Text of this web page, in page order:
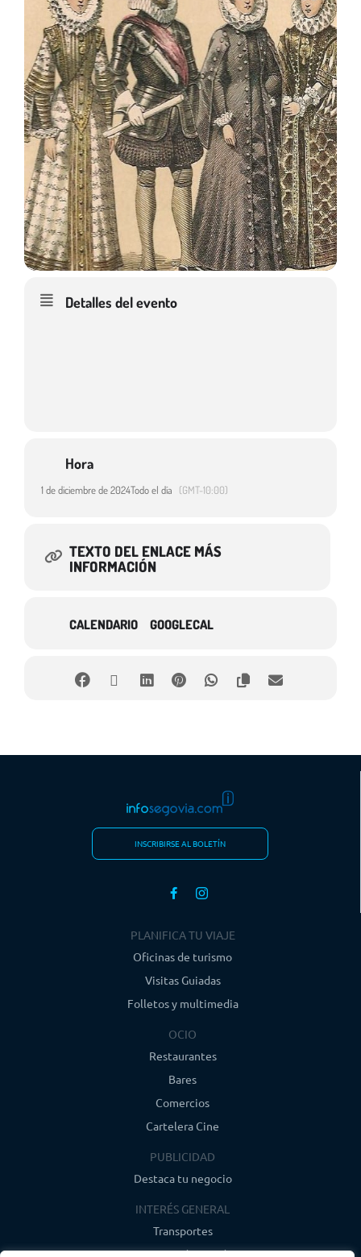
Detalles del evento
Hora
1 de diciembre de 2024Todo el día (GMT-10:00)
TEXTO DEL ENLACE MÁS
INFORMACIÓN
CALENDARIO GOOGLECAL
INSCRIBIRSE AL BOLETÍN
PLANIFICA TU VIAJE
Oficinas de turismo
Visitas Guiadas
Folletos y multimedia
OCIO
Restaurantes
Bares
Comercios
Cartelera Cine
PUBLICIDAD
Destaca tu negocio
INTERÉS GENERAL
Transportes
Farmacias de guardia